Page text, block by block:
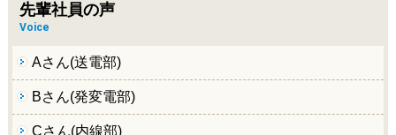
先輩社員の声
Voice
Aさん(送電部)
Bさん(発変電部)
Cさん(内線部)